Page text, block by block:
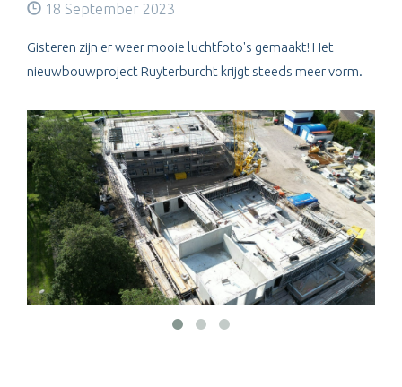
18 September 2023
Gisteren zijn er weer mooie luchtfoto's gemaakt! Het
nieuwbouwproject Ruyterburcht krijgt steeds meer vorm.